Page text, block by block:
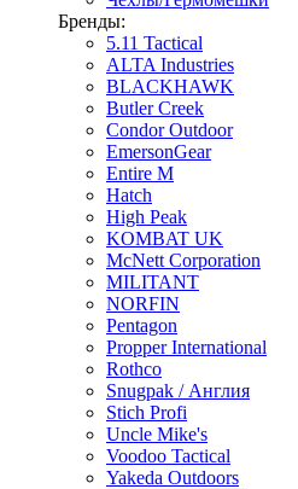
Бренды:
5.11 Tactical
ALTA Industries
BLACKHAWK
Butler Creek
Condor Outdoor
EmersonGear
Entire M
Hatch
High Peak
KOMBAT UK
McNett Corporation
MILITANT
NORFIN
Pentagon
Propper International
Rothco
Snugpak / Англия
Stich Profi
Uncle Mike's
Voodoo Tactical
Yakeda Outdoors